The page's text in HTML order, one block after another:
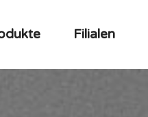
Filialen